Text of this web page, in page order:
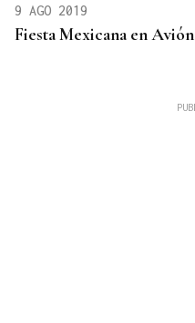
9 AGO 2019
Fiesta Mexicana en Avión